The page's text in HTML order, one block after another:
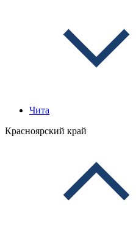
Чита
Красноярский край